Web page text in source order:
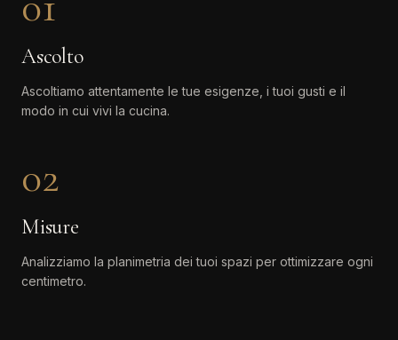
Ascolto
Ascoltiamo attentamente le tue esigenze, i tuoi gusti e il
modo in cui vivi la cucina.
02
Misure
Analizziamo la planimetria dei tuoi spazi per ottimizzare ogni
centimetro.